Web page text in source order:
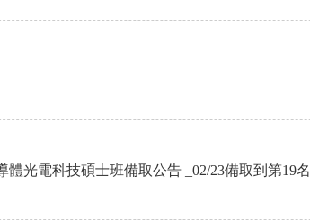
光電科技碩士班備取公告 _02/23備取到第19名